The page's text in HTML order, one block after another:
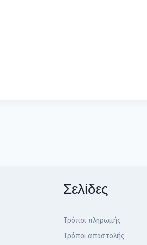
Σελίδες
Τρόποι πληρωμής
Τρόποι αποστολής